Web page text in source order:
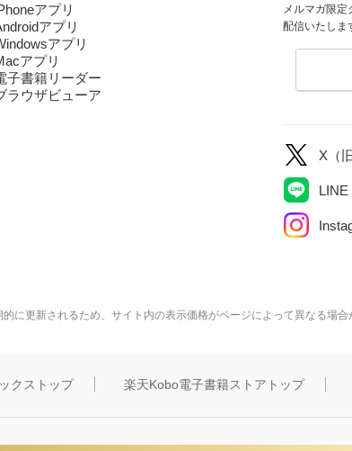
アプリ
アプリ
アプリ
アプリ
子書籍リーダー
ラウザビューア
メルマガ限
配信いたしま
X（
LINE
に更新されるため、サイト内の表示価格がページによって異なる場
クストップ 楽天Kobo電子書籍ストアトップ